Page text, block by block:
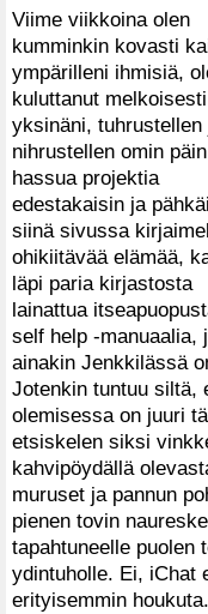
Viime viikkoina olen
kumminkin kovasti
ympärilleni ihmisiä,
kuluttanut
yksinäni, tuhrustellen
nihrustellen omin
hassua projektia
edestakaisin ja
siinä sivussa
ohikiitävää elämää,
läpi paria kirjastosta
lainattua
self help -manuaalia,
ainakin Jenkkilässä
Jotenkin tuntuu siltä,
olemisessa on juuri
etsiskelen siksi
kahvipöydällä
muruset ja pannun
pienen tovin
tapahtuneelle puolen
ydintuholle. Ei, iChat
erityisemmin houkuta.